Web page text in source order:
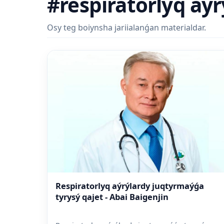
Osy teg boiynsha jariialanǵan materialdar.
Respiratorlyq aýrýlardy juqtyrmaýǵa
tyrysý qajet - Abai Baigenjin